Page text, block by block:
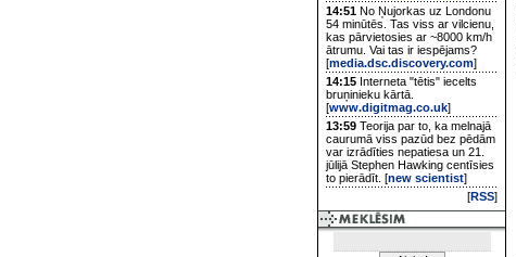
14:51 No Ņujorkas uz Londonu
54 minūtēs. Tas viss ar vilcienu,
kas pārvietosies ar ~8000 km/h
ātrumu. Vai tas ir iespējams?
[media.dsc.discovery.com]
14:15 Interneta "tētis" iecelts
bruņinieku kārtā.
[www.digitmag.co.uk]
13:59 Teorija par to, ka melnajā
caurumā viss pazūd bez pēdām
var izrādīties nepatiesa un 21.
jūlijā Stephen Hawking centīsies
to pierādīt. [new scientist]
[RSS]